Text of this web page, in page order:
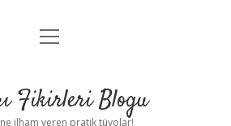
Anasayfa
Yasal Uyarı
menüyü
Fikirleri Blogu
ilham veren pratik tüyolar!